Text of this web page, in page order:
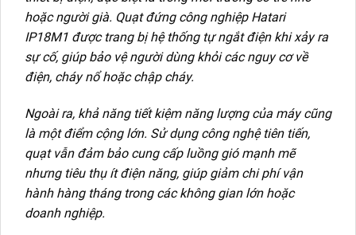
hoặc người già. Quạt đứng công nghiệp Hatari
IP18M1 được trang bị hệ thống tự ngắt điện khi xảy ra
sự cố, giúp bảo vệ người dùng khỏi các nguy cơ về
điện, cháy nổ hoặc chập cháy.
Ngoài ra, khả năng tiết kiệm năng lượng của máy cũng
là một điểm cộng lớn. Sử dụng công nghệ tiên tiến,
quạt vẫn đảm bảo cung cấp luồng gió mạnh mẽ
nhưng tiêu thụ ít điện năng, giúp giảm chi phí vận
hành hàng tháng trong các không gian lớn hoặc
doanh nghiệp.